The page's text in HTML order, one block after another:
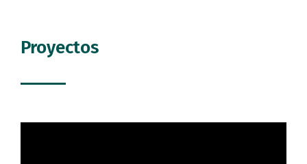
Proyectos